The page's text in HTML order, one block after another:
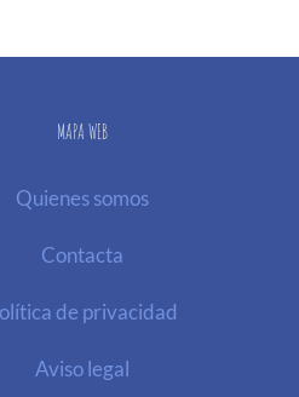
MAPA WEB
Quienes somos
Contacta
de privacidad
Aviso legal